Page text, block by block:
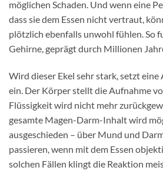
möglichen Schaden. Und wenn eine
dass sie dem Essen nicht vertraut,
plötzlich ebenfalls unwohl fühlen. So
Gehirne, geprägt durch Millionen
Wird dieser Ekel sehr stark, setzt eine
ein. Der Körper stellt die Aufnahme
Flüssigkeit wird nicht mehr
gesamte Magen-Darm-Inhalt wird
ausgeschieden – über Mund und
passieren, wenn mit dem Essen
solchen Fällen klingt die Reaktion